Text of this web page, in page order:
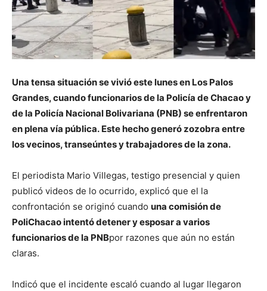
Una tensa situación se vivió este lunes en Los Palos
Grandes, cuando funcionarios de la Policía de Chacao y
de la Policía Nacional Bolivariana (PNB) se enfrentaron
en plena vía pública. Este hecho generó zozobra entre
los vecinos, transeúntes y trabajadores de la zona.
El periodista Mario Villegas, testigo presencial y quien
publicó videos de lo ocurrido, explicó que el la
confrontación se originó cuando una comisión de
PoliChacao intentó detener y esposar a varios
funcionarios de la PNBpor razones que aún no están
claras.
Indicó que el incidente escaló cuando al lugar llegaron